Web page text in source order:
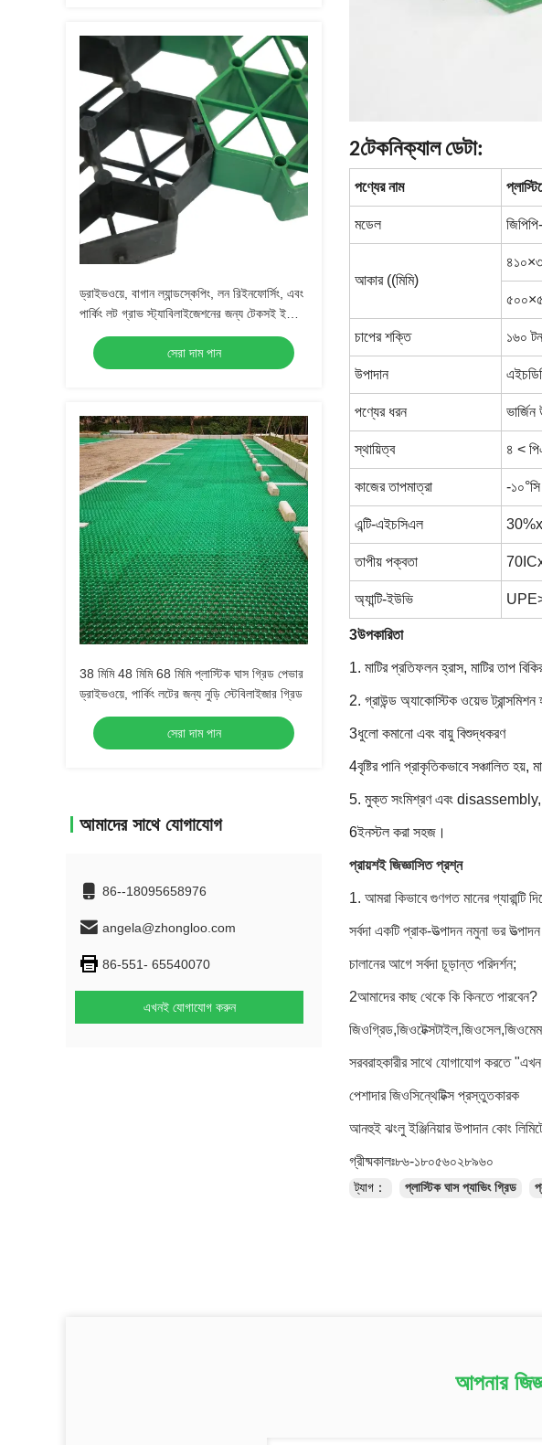
ড্রাইভওয়ে, বাগান ল্যান্ডস্কেপিং, লন রিইনফোর্সিং, এবং
পার্কিং লট গ্রাভ স্ট্যাবিলাইজেশনের জন্য টেকসই ইকো-
বন্ধুত্বপূর্ণ এইচডিপিই গ্রাস গ্রিড প্যাভার
সেরা দাম পান
38 মিমি 48 মিমি 68 মিমি প্লাস্টিক ঘাস গ্রিড পেভার
ড্রাইভওয়ে, পার্কিং লটের জন্য নুড়ি স্টেবিলাইজার গ্রিড
সেরা দাম পান
আমাদের সাথে যোগাযোগ
86--18095658976
angela@zhongloo.com
86-551- 65540070
এখনই যোগাযোগ করুন
2টেকনিক্যাল ডেটা:
পণ্যের নাম
মডেল
আকার ((মিমি)
চাপের শক্তি ১৬০
উপাদান
পণ্যের ধরন
স্থায়িত্ব ৪ <
কাজের তাপমাত্রা -
এন্টি-এইচসিএল
তাপীয় পক্বতা
অ্যান্টি-ইউভি
3উপকারিতা
1. মাটির প্রতিফলন হ্রাস, মাটির তাপ
2. গ্রাউন্ড অ্যাকোস্টিক ওয়েভ
3ধুলো কমানো এবং বায়ু বিশুদ্ধকরণ
4বৃষ্টির পানি প্রাকৃতিকভাবে সঞ্চালিত হয়,
5. মুক্ত সংমিশ্রণ এবং disassembly,
6ইনস্টল করা সহজ।
প্রায়শই জিজ্ঞাসিত প্রশ্ন
1. আমরা কিভাবে গুণগত মানের গ্যারান্টি
সর্বদা একটি প্রাক-উত্পাদন নমুনা ভর
চালানের আগে সর্বদা চূড়ান্ত পরিদর্শন;
2আমাদের কাছ থেকে কি কিনতে পারবেন?
সরবরাহকারীর সাথে যোগাযোগ করতে
পেশাদার জিওসিন্থেটিক্স প্রস্তুতকারক
আনহুই ঝংলু ইঞ্জিনিয়ার উপাদান কোং
গ্রীষ্মকালঃ৮৬-১৮০৫৬০২৮৯৬০
ট্যাগ： প্লাস্টিক ঘাস প্যাভিং গ্রিড
আপনার